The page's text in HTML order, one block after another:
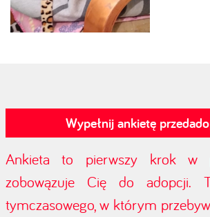
Wypełnij ankietę
Ankieta to pierwszy krok w
zobowązuje Cię do adopcji.
tymczasowego, w którym